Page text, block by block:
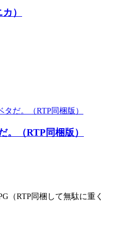
）
。（RTP同梱版）
（RTP同梱して無駄に重く